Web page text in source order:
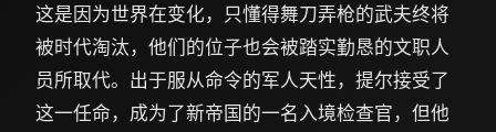
这是因为世界在变化，只懂得舞刀弄枪的武夫终将
被时代淘汰，他们的位子也会被踏实勤恳的文职人
员所取代。出于服从命令的军人天性，提尔接受了
这一任命，成为了新帝国的一名入境检查官，但他